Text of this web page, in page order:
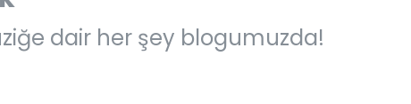
dair her şey blogumuzda!